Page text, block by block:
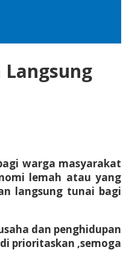
warga masyarakat
lemah atau yang
langsung tunai bagi
dan penghidupan
prioritaskan ,semoga